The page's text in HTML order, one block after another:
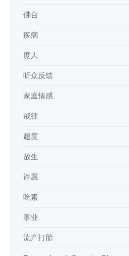
佛台
疾病
度人
听众反馈
家庭情感
戒律
超度
放生
许愿
吃素
事业
流产打胎